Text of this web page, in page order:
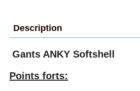
Description
Gants ANKY Softshell
Points forts: